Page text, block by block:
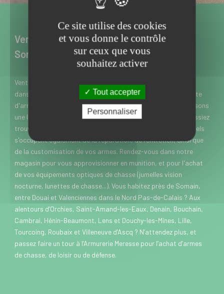
Vente d’armes neuves et d’occasion à
Somain dans le Nord
Vente d’armes neuves et d’occasion à Somain près de Douai
dans le Nord, l’Armurerie Meresse est spécialisée dans la vente
d'armes de chasse, de loisir et de défense. Nous vous proposons
une large gamme de marques et modèles, pour que vous puissiez
trouver rapidement chaussure à votre pied. Nos professionnels
s'occupent également de la réparation, de l'entretien, ainsi que
de la customisation de vos armes. Rendez-vous dans notre
magasin pour vous approvisionner en munition, et pour l'achat
de vos équipements optiques de chasse (jumelles vision
nocturne, lunettes de chasse...). Vous habitez près de Somain,
entre Douai et Valenciennes dans le Nord Pas-de-Calais ? Aux
alentours d’Orchies, Saint-Amand-les-Eaux, Denain, Bouchain,
Cambrai, Hénin-Beaumont, Lens et Douchy-les-Mines, Lille,
Tourcoing, Roubaix et Villeneuve d’Ascq ? N’attendez plus, et
passez faire un tour à l’Armurerie Meresse pour l’achat d’armes
de chasse, de loisir ou de défense.
Ce site utilise des cookies
et vous donne le contrôle
sur ceux que vous
souhaitez activer
Tout accepter
Personnaliser